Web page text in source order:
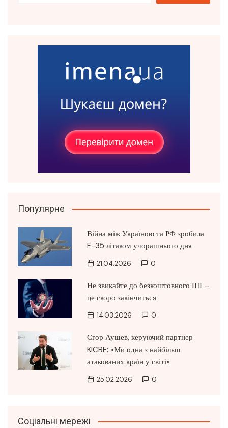
Популярне
Війна між Україною та РФ зробила
F-35 літаком учорашнього дня
21.04.2026 0
Не звикайте до безкоштовного ШІ –
це скоро закінчиться
14.03.2026 0
Єгор Аушев, керуючий партнер
KICRF: «Ми одна з найбільш
атакованих країн у світі»
25.02.2026 0
Соціальні мережі